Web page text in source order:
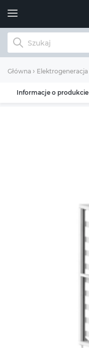
Główna Elektrogeneracja
Informacje o produkcie